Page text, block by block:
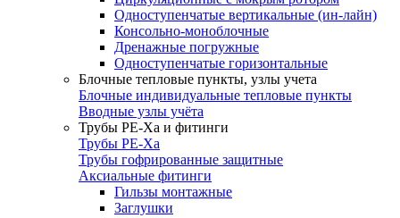
Одноступенчатые вертикальные (ин-лайн)
Консольно-моноблочные
Дренажные погружные
Одноступенчатые горизонтальные
Блочные тепловые пункты, узлы учета
Блочные индивидуальные тепловые пункты
Вводные узлы учёта
Трубы РЕ-Ха и фитинги
Трубы РЕ-Ха
Трубы гофрированные защитные
Аксиальные фитинги
Гильзы монтажные
Заглушки